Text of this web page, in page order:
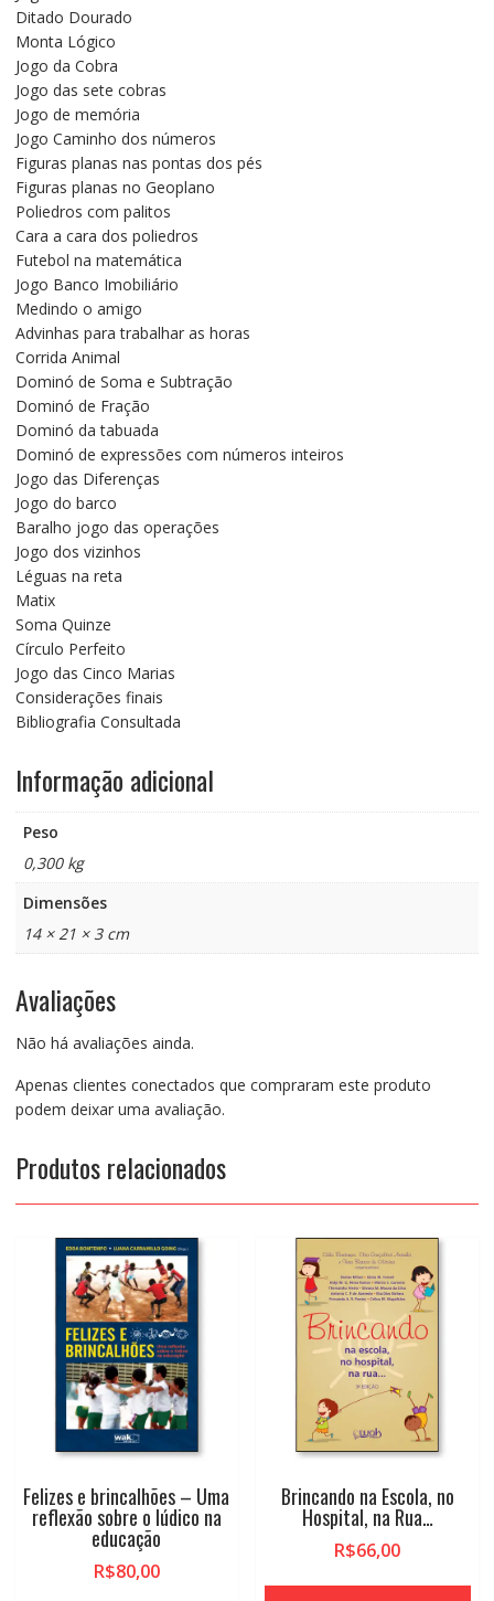
Ditado Dourado
Monta Lógico
Jogo da Cobra
Jogo das sete cobras
Jogo de memória
Jogo Caminho dos números
Figuras planas nas pontas dos pés
Figuras planas no Geoplano
Poliedros com palitos
Cara a cara dos poliedros
Futebol na matemática
Jogo Banco Imobiliário
Medindo o amigo
Advinhas para trabalhar as horas
Corrida Animal
Dominó de Soma e Subtração
Dominó de Fração
Dominó da tabuada
Dominó de expressões com números inteiros
Jogo das Diferenças
Jogo do barco
Baralho jogo das operações
Jogo dos vizinhos
Léguas na reta
Matix
Soma Quinze
Círculo Perfeito
Jogo das Cinco Marias
Considerações finais
Bibliografia Consultada
Informação adicional
Peso
0,300 kg
Dimensões
14 × 21 × 3 cm
Avaliações
Não há avaliações ainda.
Apenas clientes conectados que compraram este produto
podem deixar uma avaliação.
Produtos relacionados
Felizes e brincalhões – Uma
reflexão sobre o lúdico na
educação
R$80,00
Brincando na Escola, no
Hospital, na Rua…
R$66,00